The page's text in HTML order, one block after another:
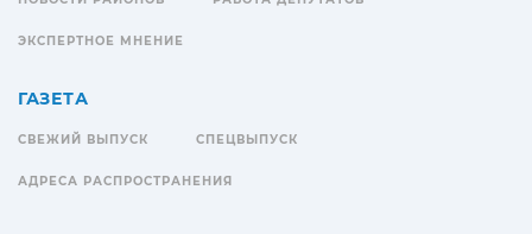
ЭКСПЕРТНОЕ МНЕНИЕ
ГАЗЕТА
СВЕЖИЙ ВЫПУСК СПЕЦВЫПУСК
АДРЕСА РАСПРОСТРАНЕНИЯ